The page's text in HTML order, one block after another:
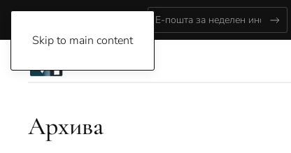
Skip to main content
Архива